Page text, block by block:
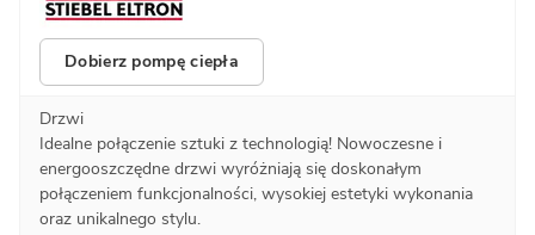
Dobierz pompę ciepła
Drzwi
Idealne połączenie sztuki z technologią! Nowoczesne i
energooszczędne drzwi wyróżniają się doskonałym
połączeniem funkcjonalności, wysokiej estetyki wykonania
oraz unikalnego stylu.